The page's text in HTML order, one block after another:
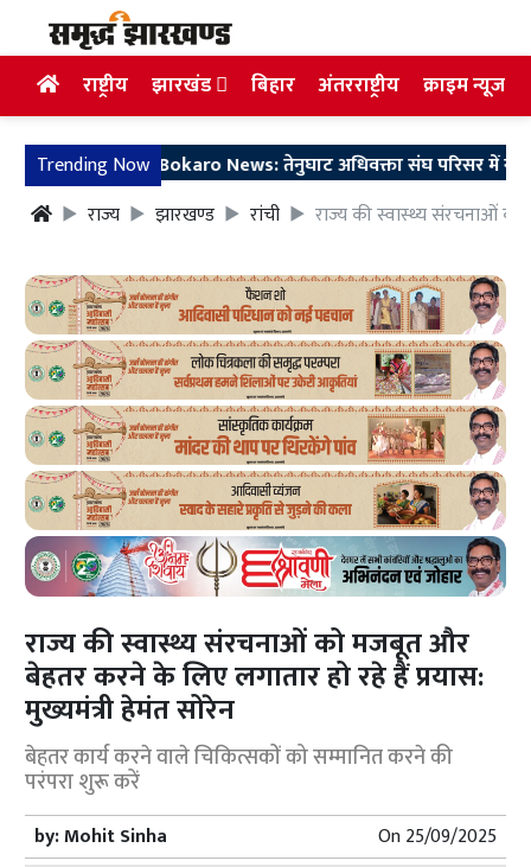
राष्ट्रीय झारखंड बिहार अंतरराष्ट्रीय क्राइम न्यूज
Trending NowBokaro News: तेनुघाट अधिवक्ता संघ परिसर में गुरु सारथी
राज्य
झारखण्ड रांची राज्य की स्वास्थ्य संरचनाओं
राज्य की स्वास्थ्य संरचनाओं को मजबूत और
बेहतर करने के लिए लगातार हो रहे हैं प्रयास:
मुख्यमंत्री हेमंत सोरेन
बेहतर कार्य करने वाले चिकित्सकों को सम्मानित करने की
परंपरा शुरू करें
by:Mohit Sinha On25/09/2025